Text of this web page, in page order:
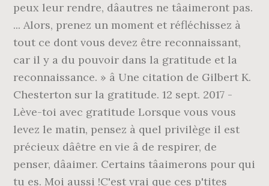
peux leur rendre, dâautres ne tâaimeront pas.
... Alors, prenez un moment et réfléchissez à
tout ce dont vous devez être reconnaissant,
car il y a du pouvoir dans la gratitude et la
reconnaissance. » â Une citation de Gilbert K.
Chesterton sur la gratitude. 12 sept. 2017 -
Lève-toi avec gratitude Lorsque vous vous
levez le matin, pensez à quel privilège il est
précieux dâêtre en vie â de respirer, de
penser, dâaimer. Certains tâaimerons pour qui
tu es. Moi aussi !C'est vrai que ces p'tites